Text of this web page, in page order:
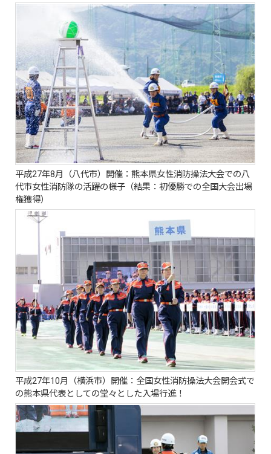
平成27年8月（八代市）開催：熊本県女性消防操法大会での八
代市女性消防隊の活躍の様子（結果：初優勝での全国大会出場
権獲得）
平成27年10月（横浜市）開催：全国女性消防操法大会開会式で
の熊本県代表としての堂々とした入場行進！